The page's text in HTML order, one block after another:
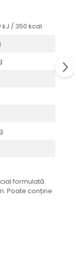
kJ / 350 kcal
formulată
Poate conține